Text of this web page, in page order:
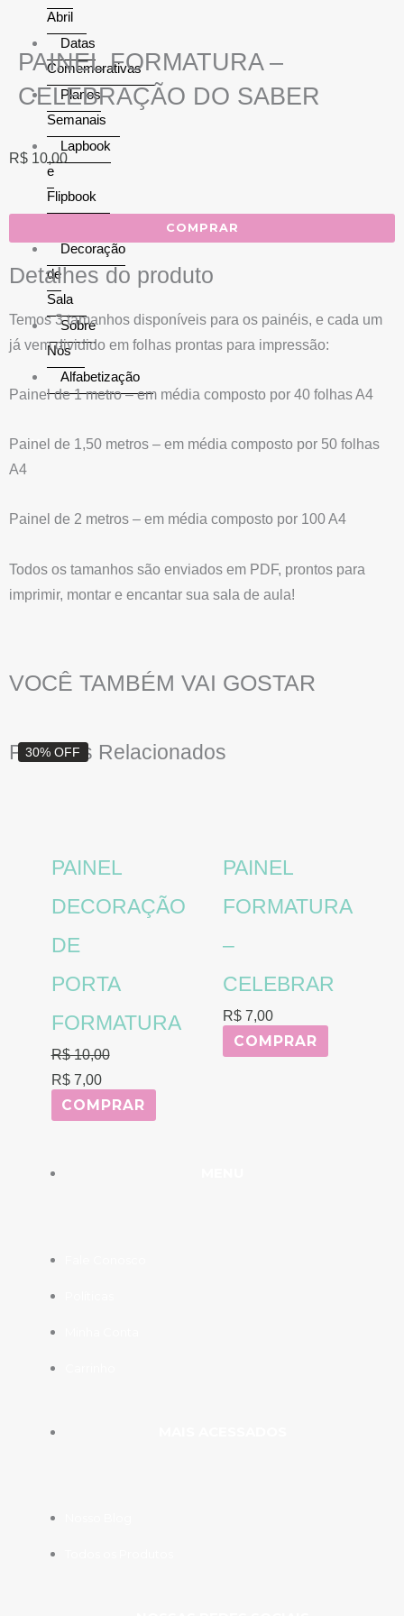
Abril
Datas
Comemorativas
Planos
Semanais
Lapbook
e
Flipbook
Decoração
de
Sala
Sobre
Nós
Alfabetização
X
PAINEL FORMATURA –
CELEBRAÇÃO DO SABER
R$ 10,00
COMPRAR
Detalhes do produto
Temos 3 tamanhos disponíveis para os painéis, e cada um
já vem dividido em folhas prontas para impressão:
Painel de 1 metro – em média composto por 40 folhas A4
Painel de 1,50 metros – em média composto por 50 folhas
A4
Painel de 2 metros – em média composto por 100 A4
Todos os tamanhos são enviados em PDF, prontos para
imprimir, montar e encantar sua sala de aula!
VOCÊ TAMBÉM VAI GOSTAR
Produtos Relacionados
30% OFF
PAINEL
DECORAÇÃO
DE
PORTA
FORMATURA
R$10,00
O
R$7,00
O
COMPRAR
PAINEL
FORMATURA
–
CELEBRAR
R$ 7,00
COMPRAR